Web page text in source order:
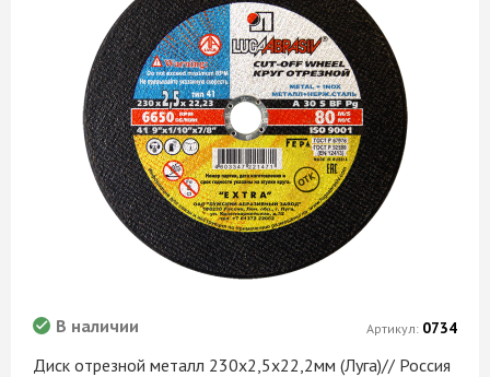
Диск отрезной металл 230х2,5х22,2мм (Луга)// Россия
В наличии Артикул: 0734